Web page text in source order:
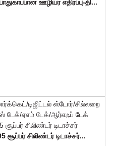
ஊழியர் எதிர்ப்பு-தி...
சிலிண்டர் டிடாச்சர்...